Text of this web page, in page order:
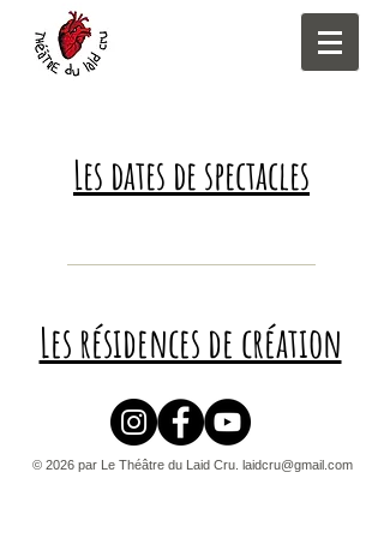
Les dates de spectacles
Les résidences de création
© 2026 par Le Théâtre du Laid Cru. laidcru@gmail.com